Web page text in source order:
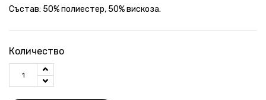
Състав: 50% полиестер, 50% вискоза.
Количество